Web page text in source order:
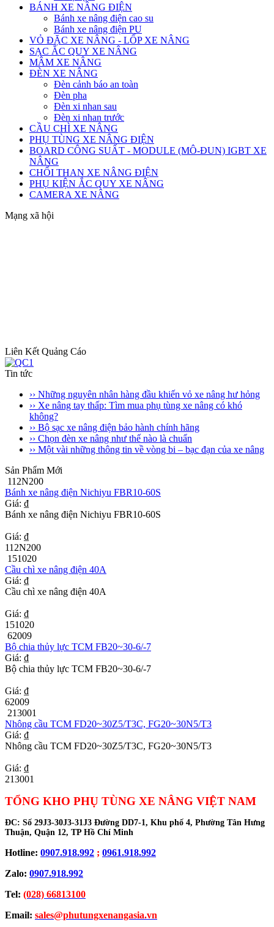
BÁNH XE NÂNG ĐIỆN
Bánh xe nâng điện cao su
Bánh xe nâng điện PU
VỎ ĐẶC XE NÂNG - LỐP XE NÂNG
SẠC ẮC QUY XE NÂNG
MÂM XE NÂNG
ĐÈN XE NÂNG
Đèn cảnh báo an toàn
Đèn pha
Đèn xi nhan sau
Đèn xi nhan trước
CẦU CHÌ XE NÂNG
PHỤ TÙNG XE NÂNG ĐIỆN
BOARD CÔNG SUẤT - MODULE (MÔ-ĐUN) IGBT XE
NÂNG
CHỔI THAN XE NÂNG ĐIỆN
PHỤ KIỆN ẮC QUY XE NÂNG
CAMERA XE NÂNG
Mạng xã hội
Liên Kết Quảng Cáo
Tin tức
›› Những nguyên nhân hàng đầu khiến vỏ xe nâng hư hỏng
›› Xe nâng tay thấp: Tìm mua phụ tùng xe nâng có khó
không?
›› Bộ sạc xe nâng điện bảo hành chính hãng
›› Chọn đèn xe nâng như thế nào là chuẩn
›› Một vài những thông tin về vòng bi – bạc đạn của xe nâng
Sản Phẩm Mới
112N200
Bánh xe nâng điện Nichiyu FBR10-60S
Giá: ₫
Bánh xe nâng điện Nichiyu FBR10-60S
Giá: ₫
112N200
151020
Cầu chì xe nâng điện 40A
Giá: ₫
Cầu chì xe nâng điện 40A
Giá: ₫
151020
62009
Bộ chia thủy lực TCM FB20~30-6/-7
Giá: ₫
Bộ chia thủy lực TCM FB20~30-6/-7
Giá: ₫
62009
213001
Nhông cầu TCM FD20~30Z5/T3C, FG20~30N5/T3
Giá: ₫
Nhông cầu TCM FD20~30Z5/T3C, FG20~30N5/T3
Giá: ₫
213001
TỔNG KHO PHỤ TÙNG XE NÂNG VIỆT NAM
ĐC: Số 29J3-30J3-31J3 Đường DD7-1, Khu phố 4, Phường Tân Hưng
Thuận, Quận 12, TP Hồ Chí Minh
Hotline: 0907.918.992 ; 0961.918.992
Zalo: 0907.918.992
Tel: (028) 66813100
Email: sales@phutungxenangasia.vn